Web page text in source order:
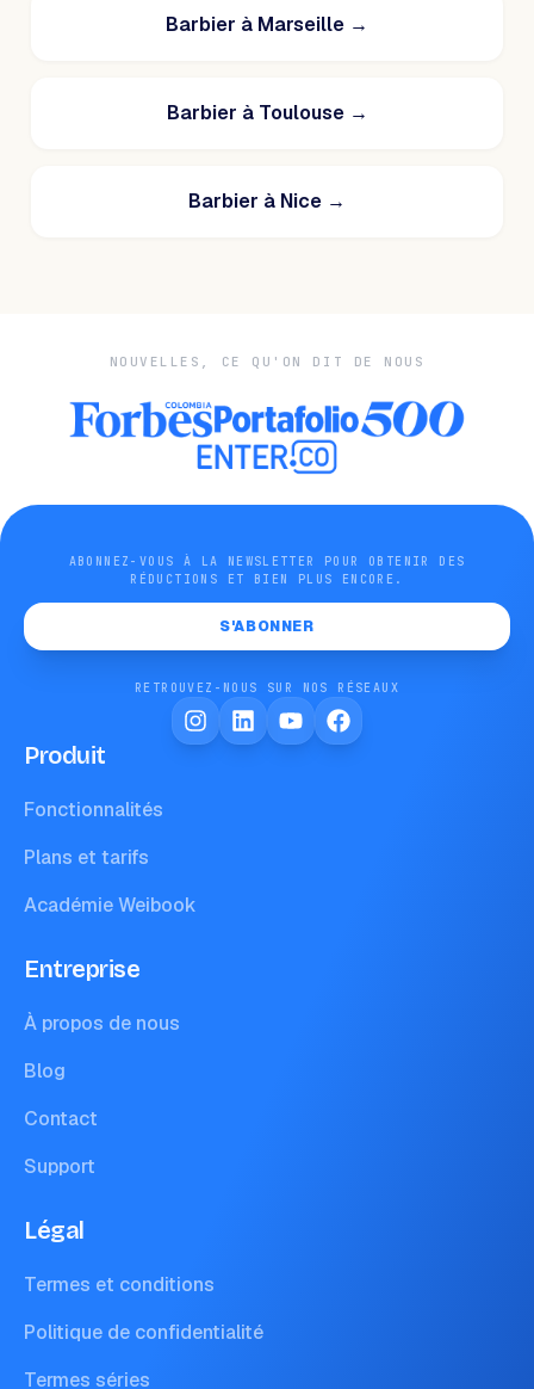
Barbier à Marseille →
Barbier à Toulouse→
Barbier à Nice →
NOUVELLES, CE QU'ON DIT DE NOUS
ABONNEZ-VOUS À LA NEWSLETTER POUR OBTENIR DES
RÉDUCTIONS ET BIEN PLUS ENCORE.
S'ABONNER
RETROUVEZ-NOUS SUR NOS RÉSEAUX
Produit
Fonctionnalités
Plans et tarifs
Académie Weibook
Entreprise
À propos de nous
Blog
Contact
Support
Légal
Termes et conditions
Politique de confidentialité
Termes séries